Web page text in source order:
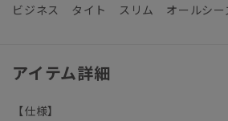
ビジネス タイト スリム オールシー
アイテム詳細
【仕様】